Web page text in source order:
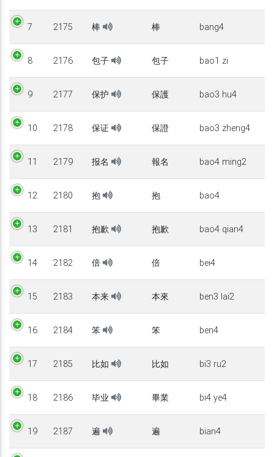
7 2175 棒 棒 bang4
8 2176 包子 包子 bao1 zi
9 2177 保护 保護 bao3 hu4
10 2178 保证 保證 bao3 zheng4
11 2179 报名 報名 bao4 ming2
12 2180 抱 抱 bao4
13 2181 抱歉 抱歉 bao4 qian4
14 2182 倍 倍 bei4
15 2183 本来 本來 ben3 lai2
16 2184 笨 笨 ben4
17 2185 比如 比如 bi3 ru2
18 2186 毕业 畢業 bi4 ye4
19 2187 遍 遍 bian4